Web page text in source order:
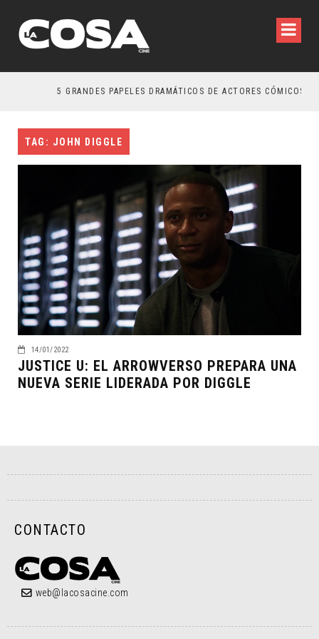
5 GRANDES PAPELES DRAMÁTICOS DE ACTORES CÓMICOS
TAG: JOHN DIGGLE
14/01/2022
JUSTICE U: EL ARROWVERSO PREPARA UNA
NUEVA SERIE LIDERADA POR DIGGLE
CONTACTO
web@lacosacine.com